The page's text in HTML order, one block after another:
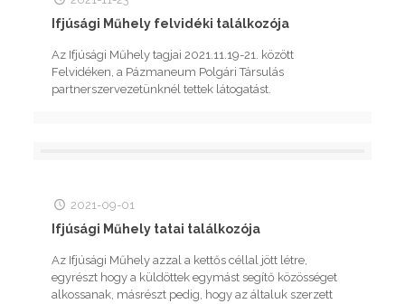
Ifjúsági Műhely felvidéki találkozója
Az Ifjúsági Műhely tagjai 2021.11.19-21. között
Felvidéken, a Pázmaneum Polgári Társulás
partnerszervezetünknél tettek látogatást.
2021-09-01
Ifjúsági Műhely tatai találkozója
Az Ifjúsági Műhely azzal a kettős céllal jött létre,
egyrészt hogy a küldöttek egymást segítő közösséget
alkossanak, másrészt pedig, hogy az általuk szerzett